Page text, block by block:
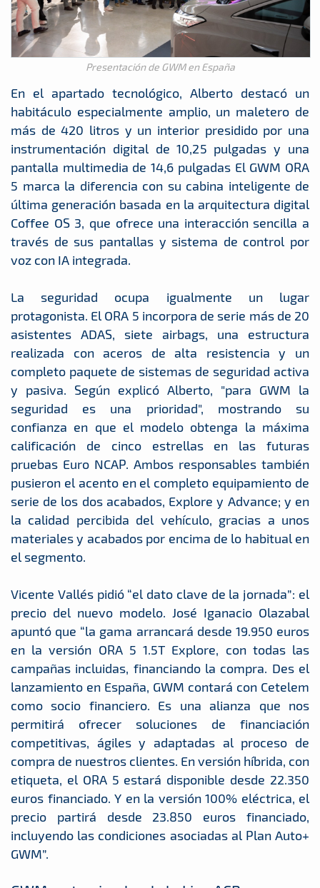
Presentación de GWM en España
En el apartado tecnológico, Alberto destacó un
habitáculo especialmente amplio, un maletero de
más de 420 litros y un interior presidido por una
instrumentación digital de 10,25 pulgadas y una
pantalla multimedia de 14,6 pulgadas El GWM ORA
5 marca la diferencia con su cabina inteligente de
última generación basada en la arquitectura digital
Coffee OS 3, que ofrece una interacción sencilla a
través de sus pantallas y sistema de control por
voz con IA integrada.
La seguridad ocupa igualmente un lugar
protagonista. El ORA 5 incorpora de serie más de 20
asistentes ADAS, siete airbags, una estructura
realizada con aceros de alta resistencia y un
completo paquete de sistemas de seguridad activa
y pasiva. Según explicó Alberto, "para GWM la
seguridad es una prioridad", mostrando su
confianza en que el modelo obtenga la máxima
calificación de cinco estrellas en las futuras
pruebas Euro NCAP. Ambos responsables también
pusieron el acento en el completo equipamiento de
serie de los dos acabados, Explore y Advance; y en
la calidad percibida del vehículo, gracias a unos
materiales y acabados por encima de lo habitual en
el segmento.
Vicente Vallés pidió “el dato clave de la jornada”: el
precio del nuevo modelo. José Iganacio Olazabal
apuntó que “la gama arrancará desde 19.950 euros
en la versión ORA 5 1.5T Explore, con todas las
campañas incluidas, financiando la compra. Des el
lanzamiento en España, GWM contará con Cetelem
como socio financiero. Es una alianza que nos
permitirá ofrecer soluciones de financiación
competitivas, ágiles y adaptadas al proceso de
compra de nuestros clientes. En versión híbrida, con
etiqueta, el ORA 5 estará disponible desde 22.350
euros financiado. Y en la versión 100% eléctrica, el
precio partirá desde 23.850 euros financiado,
incluyendo las condiciones asociadas al Plan Auto+
GWM”.